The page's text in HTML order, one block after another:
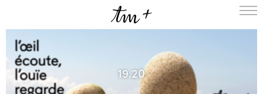
A LA UNE
PROJETS
19.20